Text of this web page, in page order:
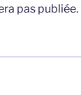
pas publiée.